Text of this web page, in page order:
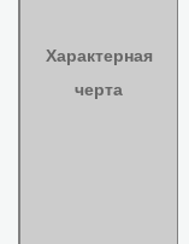
Характерная
черта